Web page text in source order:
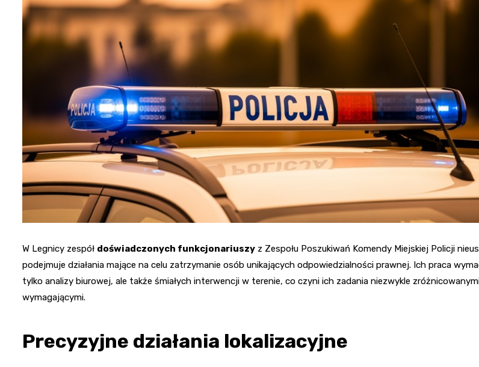
W Legnicy zespół doświadczonych funkcjonariuszy z Zespołu Poszukiwań Komendy Miejskiej Policji
podejmuje działania mające na celu zatrzymanie osób unikających odpowiedzialności prawnej. Ich praca
tylko analizy biurowej, ale także śmiałych interwencji w terenie, co czyni ich zadania niezwykle
wymagającymi.
Precyzyjne działania lokalizacyjne